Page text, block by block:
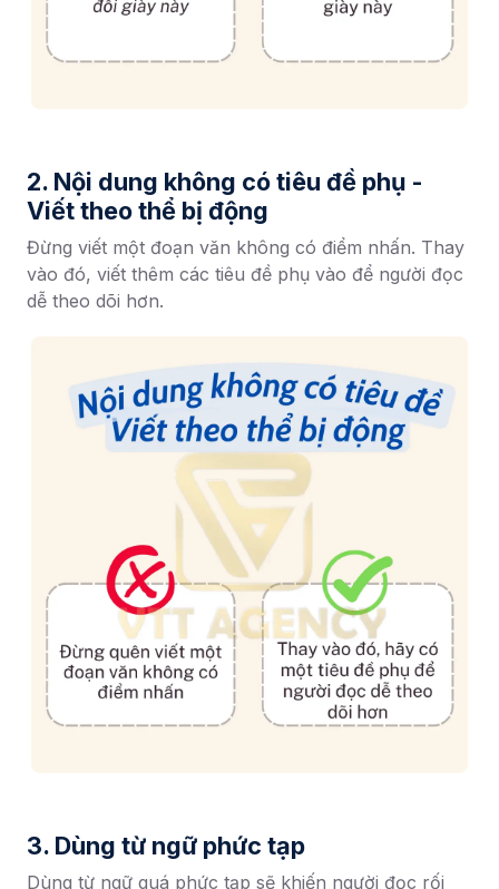
2. Nội dung không có tiêu đề phụ -
Viết theo thể bị động
Đừng viết một đoạn văn không có điểm nhấn. Thay
vào đó, viết thêm các tiêu đề phụ vào để người đọc
dễ theo dõi hơn.
3. Dùng từ ngữ phức tạp
Dùng từ ngữ quá phức tạp sẽ khiến người đọc rối